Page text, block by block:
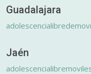
Guadalajara
Jaén